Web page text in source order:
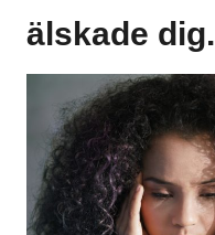
älskade dig.